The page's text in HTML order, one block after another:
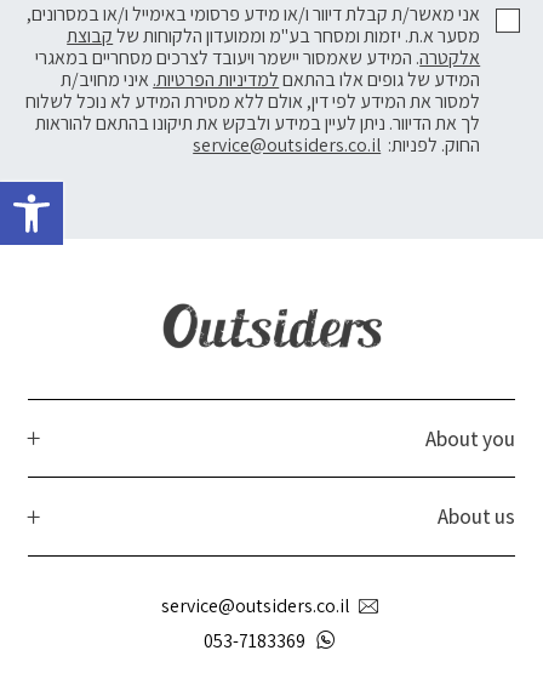
אני מאשר/ת קבלת דיוור ו/או מידע פרסומי באימייל ו/או במסרונים,
מסער א.ת. יזמות ומסחר בע"מ וממועדון הלקוחות שלקבוצת
אלקטרה. המידע שאמסור יישמר ויעובד לצרכים מסחריים במאגרי
המידע של גופים אלו בהתאםלמדיניות הפרטיות. איני מחויב/ת
למסור את המידע לפי דין, אולם ללא מסירת המידע לא נוכל לשלוח
לך את הדיוור. ניתן לעיין במידע ולבקש את תיקונו בהתאם להוראות
החוק. לפניות: service@outsiders.co.il
About you
About us
service@outsiders.co.il
053-7183369